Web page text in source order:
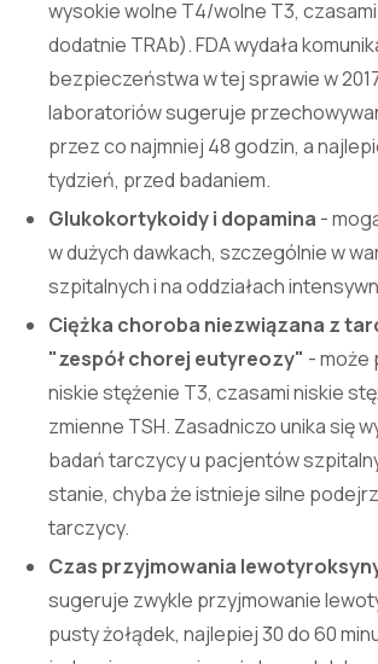
wysokie wolne T4/wolne T3,
dodatnie TRAb). FDA wydała
bezpieczeństwa w tej sprawie w
laboratoriów sugeruje
przez co najmniej 48 godzin, a
tydzień, przed badaniem.
Glukokortykoidy i dopamina -
w dużych dawkach, szczególnie w
szpitalnych i na oddziałach
Ciężka choroba niezwiązana z
"zespół chorej eutyreozy" - może
niskie stężenie T3, czasami niskie
zmienne TSH. Zasadniczo unika się
badań tarczycy u pacjentów
stanie, chyba że istnieje silne
tarczycy.
Czas przyjmowania
sugeruje zwykle przyjmowanie
pusty żołądek, najlepiej 30 do 60